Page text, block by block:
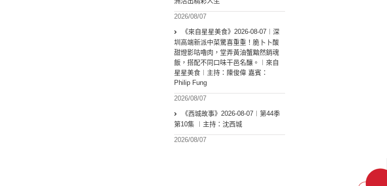
2026/08/07
《來自星星美食》2026-08-07︱深
圳高端新派中菜驚喜重重！脆卜卜酸
甜燈影咕嚕肉，堂弄黃油蟹黯然銷魂
飯，搭配不同口味干邑名釀。︱來自
星星美食︱主持：陳俊偉 嘉賓：
Philip Fung
2026/08/07
《西城故事》2026-08-07︱第44季
第10集 ︱主持：沈西城
2026/08/07